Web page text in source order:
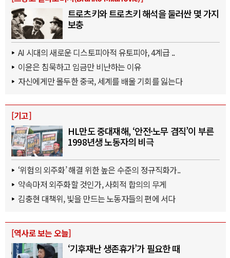
트로츠키와 트로츠키 해석을 둘러싼 몇 가지
보충
AI 시대의 새로운 디스토피아적 유토피아, 4계급 ..
이윤은 침묵하고 임금만 비난하는 이유
자신에게만 몰두한 중국, 세계를 배울 기회를 잃는다
[기고]
HL만도 중대재해, ‘안전·노무 겸직’이 부른
1998년생 노동자의 비극
‘위험의 외주화’ 해결 위한 높은 수준의 정규직화가..
약속마저 외주화할 것인가, 사회적 합의의 무게
김충현 대책위, 빛을 만드는 노동자들의 편에 서다
[역사로 보는 오늘]
‘기후재난 생존휴가’가 필요한 때